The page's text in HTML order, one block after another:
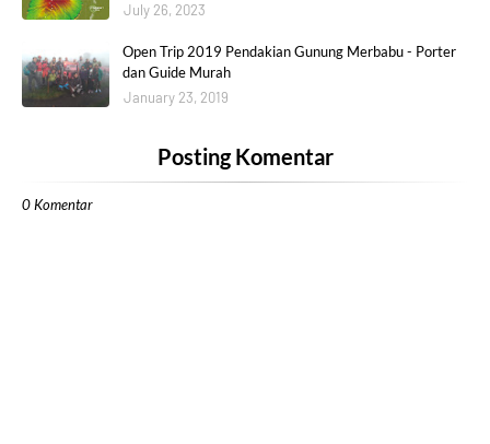
July 26, 2023
Open Trip 2019 Pendakian Gunung Merbabu - Porter
dan Guide Murah
January 23, 2019
Posting Komentar
0 Komentar